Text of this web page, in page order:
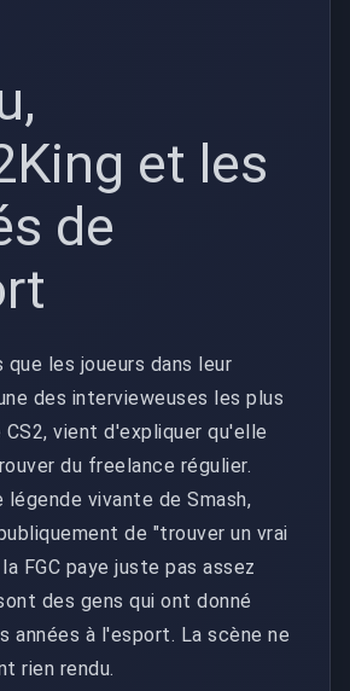
et les
de
que les joueurs dans leur
des intervieweuses les plus
vient d'expliquer qu'elle
du freelance régulier.
légende vivante de Smash,
de "trouver un vrai
FGC paye juste pas assez
des gens qui ont donné
années à l'esport. La scène ne
rien rendu.